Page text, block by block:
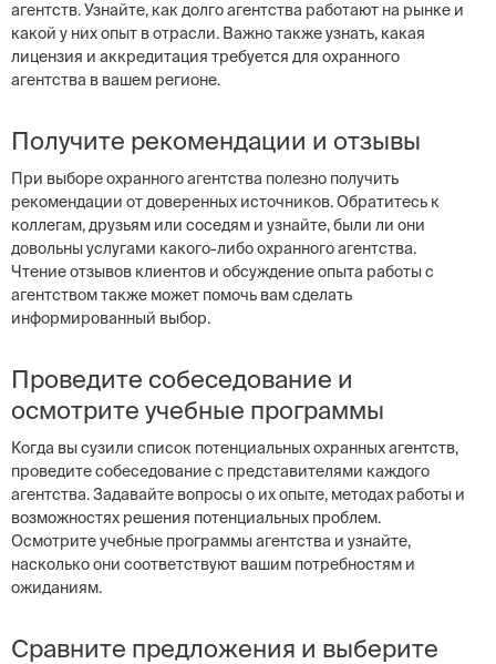
агентств. Узнайте, как долго агентства работают на рынке и
какой у них опыт в отрасли. Важно также узнать, какая
лицензия и аккредитация требуется для охранного
агентства в вашем регионе.
Получите рекомендации и отзывы
При выборе охранного агентства полезно получить
рекомендации от доверенных источников. Обратитесь к
коллегам, друзьям или соседям и узнайте, были ли они
довольны услугами какого-либо охранного агентства.
Чтение отзывов клиентов и обсуждение опыта работы с
агентством также может помочь вам сделать
информированный выбор.
Проведите собеседование и
осмотрите учебные программы
Когда вы сузили список потенциальных охранных агентств,
проведите собеседование с представителями каждого
агентства. Задавайте вопросы о их опыте, методах работы и
возможностях решения потенциальных проблем.
Осмотрите учебные программы агентства и узнайте,
насколько они соответствуют вашим потребностям и
ожиданиям.
Сравните предложения и выберите